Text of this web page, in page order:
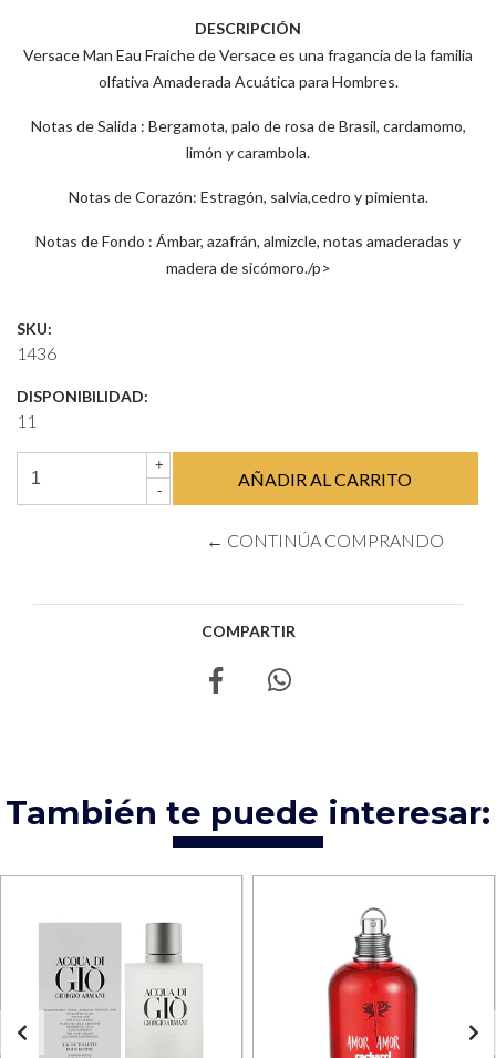
DESCRIPCIÓN
Versace Man Eau Fraiche de Versace es una fragancia de la familia
olfativa Amaderada Acuática para Hombres.
Notas de Salida : Bergamota, palo de rosa de Brasil, cardamomo,
limón y carambola.
Notas de Corazón: Estragón, salvia,cedro y pimienta.
Notas de Fondo : Ámbar, azafrán, almizcle, notas amaderadas y
madera de sicómoro./p>
SKU:
1436
DISPONIBILIDAD:
11
+
-
← CONTINÚA COMPRANDO
COMPARTIR
También te puede interesar: